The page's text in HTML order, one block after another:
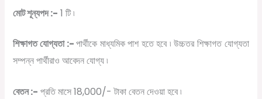
মোট শূন্যপদ :- 1 টি ৷
শিক্ষাগত যোগ্যতা :-পার্থীকে মাধ্যমিক পাশ হতে হবে ৷ উচ্চতর শিক্ষাগত যোগ্যতা
সম্পন্ন পার্থীরাও আবেদন যোগ্য ৷
বেতন :- প্রতি মাসে 18,000/- টাকা বেতন দেওয়া হবে ৷